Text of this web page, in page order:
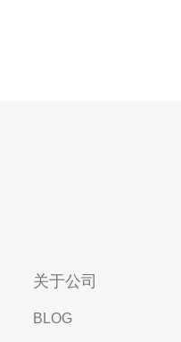
关于公司
BLOG